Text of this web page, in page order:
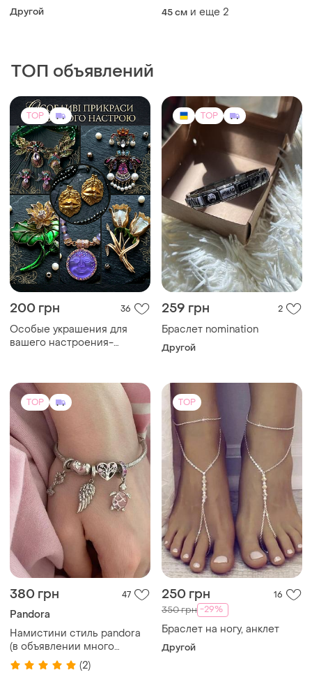
200 грн 36
Особые украшения для
вашего настроения-
брошки, серьги, браслеты,
колье, комплекты, пены
259 грн 2
Браслет nomination
Другой
380 грн 47
Pandora
Намистини стиль pandora
(в объявлении много
вариантов)
(2)
TOP
250 грн
350 грн -29%
Браслет на ногу, анклет
Другой
TOP TOP